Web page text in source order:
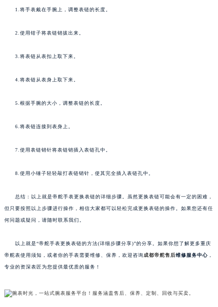
1.将手表戴在手腕上，调整表链的长度。
2.使用钳子将表链销拔出来。
3.将表链从表扣上取下来。
4.将表链从表身上取下来。
5.根据手腕的大小，调整表链的长度。
6.将表链连接到表身上。
7.使用表链销针将表链销插入表链孔中。
8.使用小锤子轻轻敲打表链销针，使其完全插入表链孔中。
总结：以上就是帝舵手表更换表链的详细步骤。虽然更换表链可能会有一定的困难，
但只要按照以上步骤进行操作，相信大家都可以轻松完成更换表链的操作。如果您还有任
何问题或疑问，请随时联系我们。
以上就是“帝舵手表更换表链的方法(详细步骤分享)”的分享。如果你想了解更多重庆
帝舵表使用须知，或者你的手表需要维修、保养，欢迎咨询成都帝舵售后维修服务中心，
专业的资深表匠为您提供最优质的服务！